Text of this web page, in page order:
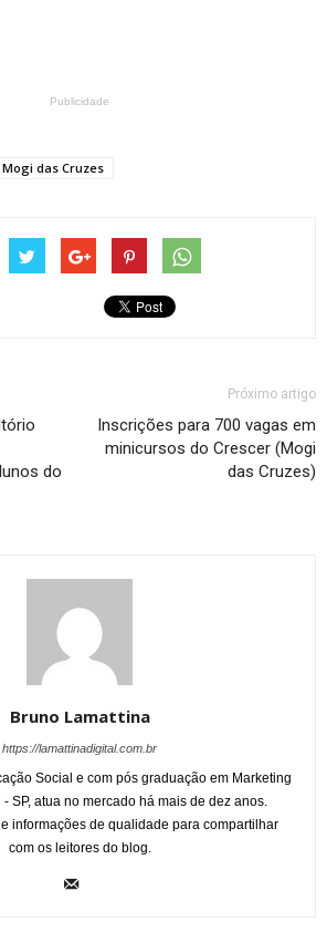
Publicidade
das Cruzes
do
Próximo artigo
Inscrições para 700 vagas em
minicursos do Crescer (Mogi
das Cruzes)
Bruno Lamattina
https://lamattinadigital.com.br
Social e com pós graduação em Marketing
SP, atua no mercado há mais de dez anos.
informações de qualidade para compartilhar
com os leitores do blog.